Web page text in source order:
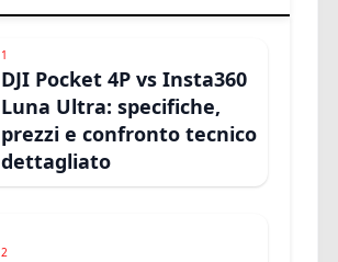
1
DJI Pocket 4P vs Insta360
Luna Ultra: specifiche,
prezzi e confronto tecnico
dettagliato
2